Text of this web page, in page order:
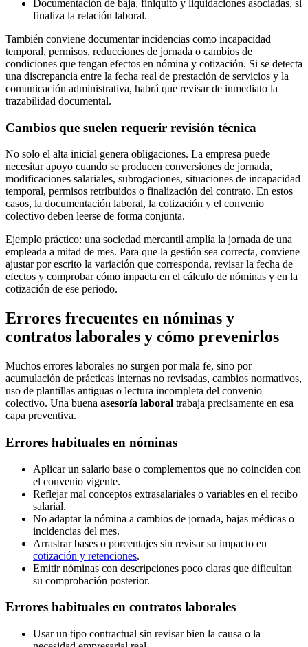
Documentación de baja, finiquito y liquidaciones asociadas, si
finaliza la relación laboral.
También conviene documentar incidencias como incapacidad
temporal, permisos, reducciones de jornada o cambios de
condiciones que tengan efectos en nómina y cotización. Si se detecta
una discrepancia entre la fecha real de prestación de servicios y la
comunicación administrativa, habrá que revisar de inmediato la
trazabilidad documental.
Cambios que suelen requerir revisión técnica
No solo el alta inicial genera obligaciones. La empresa puede
necesitar apoyo cuando se producen conversiones de jornada,
modificaciones salariales, subrogaciones, situaciones de incapacidad
temporal, permisos retribuidos o finalización del contrato. En estos
casos, la documentación laboral, la cotización y el convenio
colectivo deben leerse de forma conjunta.
Ejemplo práctico: una sociedad mercantil amplía la jornada de una
empleada a mitad de mes. Para que la gestión sea correcta, conviene
ajustar por escrito la variación que corresponda, revisar la fecha de
efectos y comprobar cómo impacta en el cálculo de nóminas y en la
cotización de ese periodo.
Errores frecuentes en nóminas y
contratos laborales y cómo prevenirlos
Muchos errores laborales no surgen por mala fe, sino por
acumulación de prácticas internas no revisadas, cambios normativos,
uso de plantillas antiguas o lectura incompleta del convenio
colectivo. Una buena asesoría laboral trabaja precisamente en esa
capa preventiva.
Errores habituales en nóminas
Aplicar un salario base o complementos que no coinciden con
el convenio vigente.
Reflejar mal conceptos extrasalariales o variables en el recibo
salarial.
No adaptar la nómina a cambios de jornada, bajas médicas o
incidencias del mes.
Arrastrar bases o porcentajes sin revisar su impacto en
cotización y retenciones.
Emitir nóminas con descripciones poco claras que dificultan
su comprobación posterior.
Errores habituales en contratos laborales
Usar un tipo contractual sin revisar bien la causa o la